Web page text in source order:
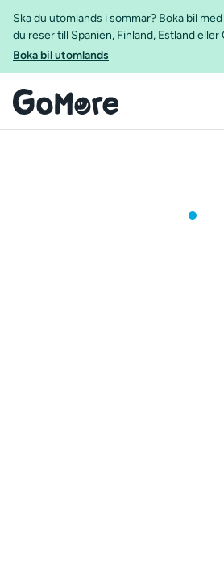
Ska du utomlands i sommar? Boka bil
du reser till Spanien, Finland, Estland eller
Boka bil utomlands